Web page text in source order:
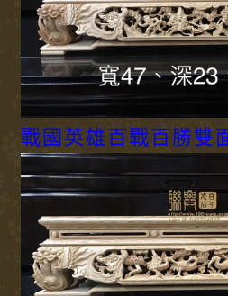
戰國英雄百戰百勝雙